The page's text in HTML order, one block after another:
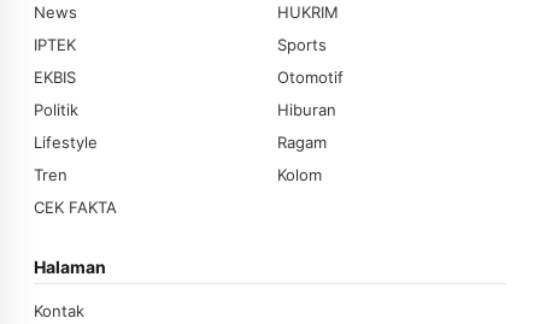
News
HUKRIM
IPTEK
Sports
EKBIS
Otomotif
Politik
Hiburan
Lifestyle
Ragam
Tren
Kolom
CEK FAKTA
Halaman
Kontak